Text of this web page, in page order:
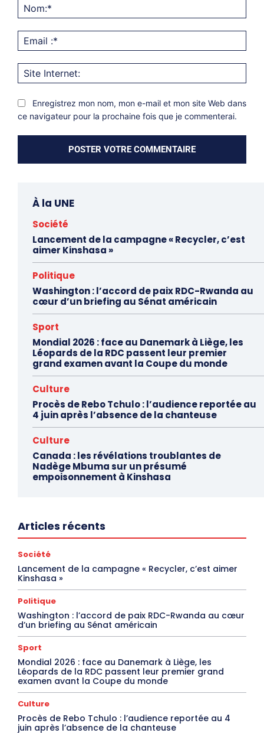
:*
Enregistrez mon nom, mon e-mail et mon site Web dans
ce navigateur pour la prochaine fois que je commenterai.
À la UNE
Société
Lancement de la campagne « Recycler, c’est
aimer Kinshasa »
Politique
Washington : l’accord de paix RDC-Rwanda au
cœur d’un briefing au Sénat américain
Sport
Mondial 2026 : face au Danemark à Liège, les
Léopards de la RDC passent leur premier
grand examen avant la Coupe du monde
Culture
Procès de Rebo Tchulo : l’audience reportée au
4 juin après l’absence de la chanteuse
Culture
Canada : les révélations troublantes de
Nadège Mbuma sur un présumé
empoisonnement à Kinshasa
Articles récents
Société
Lancement de la campagne « Recycler, c’est aimer
Kinshasa »
Politique
Washington : l’accord de paix RDC-Rwanda au cœur
d’un briefing au Sénat américain
Sport
Mondial 2026 : face au Danemark à Liège, les
Léopards de la RDC passent leur premier grand
examen avant la Coupe du monde
Culture
Procès de Rebo Tchulo : l’audience reportée au 4
juin après l’absence de la chanteuse